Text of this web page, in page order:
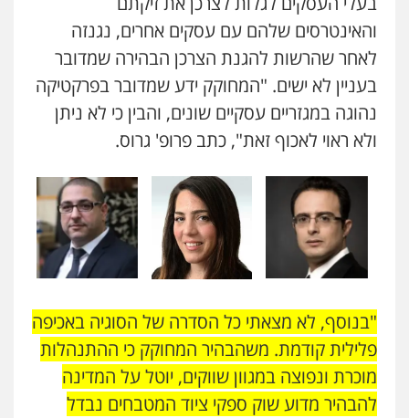
והאינטרסים שלהם עם עסקים אחרים, נגנזה
לאחר שהרשות להגנת הצרכן הבהירה שמדובר
בעניין לא ישים. "המחוקק ידע שמדובר בפרקטיקה
נהוגה במגזריים עסקיים שונים, והבין כי לא ניתן
ולא ראוי לאכוף זאת", כתב פרופ' גרוס.
"בנוסף, לא מצאתי כל הסדרה של הסוגיה באכיפה
פלילית קודמת. משהבהיר המחוקק כי ההתנהלות
מוכרת ונפוצה במגוון שווקים, יוטל על המדינה
להבהיר מדוע שוק ספקי ציוד המטבחים נבדל